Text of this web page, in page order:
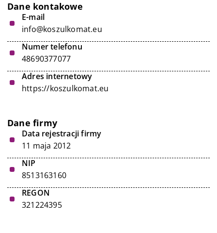
Dane kontakowe
E-mail
info@koszulkomat.eu
Numer telefonu
48690377077
Adres internetowy
https://koszulkomat.eu
Dane firmy
Data rejestracji firmy
11 maja 2012
NIP
8513163160
REGON
321224395